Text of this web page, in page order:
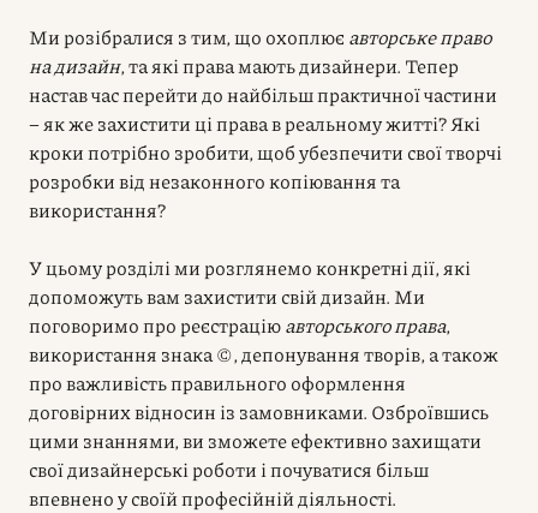
Ми розібралися з тим, що охоплює авторське право
на дизайн, та які права мають дизайнери. Тепер
настав час перейти до найбільш практичної частини
– як же захистити ці права в реальному житті? Які
кроки потрібно зробити, щоб убезпечити свої творчі
розробки від незаконного копіювання та
використання?
У цьому розділі ми розглянемо конкретні дії, які
допоможуть вам захистити свій дизайн. Ми
поговоримо про реєстраціюавторського права,
використання знака ©, депонування творів, а також
про важливість правильного оформлення
договірних відносин із замовниками. Озброївшись
цими знаннями, ви зможете ефективно захищати
свої дизайнерські роботи і почуватися більш
впевнено у своїй професійній діяльності.